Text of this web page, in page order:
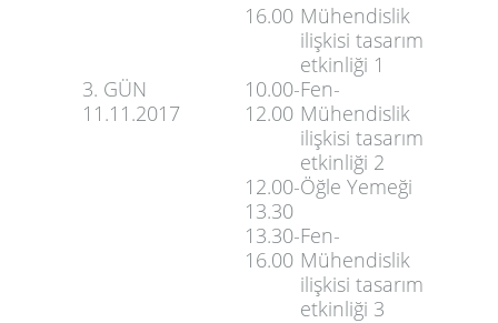
16.00 Mühendislik
ilişkisi tasarım
etkinliği 1
3. GÜN
11.11.2017
10.00-
12.00
Fen-
Mühendislik
ilişkisi tasarım
etkinliği 2
12.00-
13.30
Öğle Yemeği
13.30-
16.00
Fen-
Mühendislik
ilişkisi tasarım
etkinliği 3